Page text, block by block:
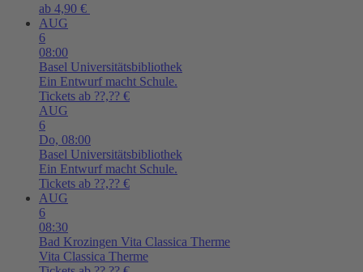
ab 4,90 €
AUG
6
08:00
Basel Universitätsbibliothek
Ein Entwurf macht Schule.
Tickets ab ??,?? €
AUG
6
Do, 08:00
Basel Universitätsbibliothek
Ein Entwurf macht Schule.
Tickets ab ??,?? €
AUG
6
08:30
Bad Krozingen Vita Classica Therme
Vita Classica Therme